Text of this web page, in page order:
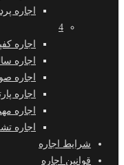
اجاره
4
اجاره
اجاره
اجاره
اجاره
اجاره
اجاره
شرایط اجاره
قوانین اجاره